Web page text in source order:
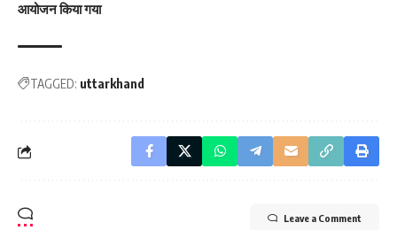
आयोजन किया गया
TAGGED: uttarkhand
Leave a Comment